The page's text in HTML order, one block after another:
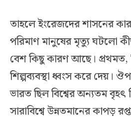
তাহলে ইংরেজদের শাসনের
পরিমাণ মানুষের মৃত্যু ঘটলো
বেশ কিছু কারণ আছে। প্রথমত,
শিল্পব্যবস্থা ধ্বংস করে দেয়।
ভারত ছিল বিশ্বের অন্যতম বৃহৎ
সারাবিশ্বে উন্নতমানের কাপড়